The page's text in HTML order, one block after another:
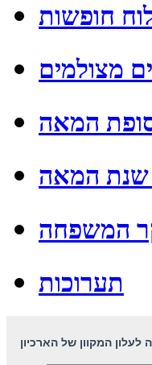
חופשות
מצולמים
המאה
שנת המאה
המשפחה
תערוכות